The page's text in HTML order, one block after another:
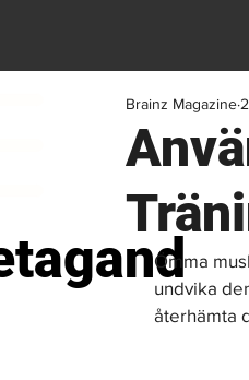
Brainz Magazine
Ömma
undvika
återhämta